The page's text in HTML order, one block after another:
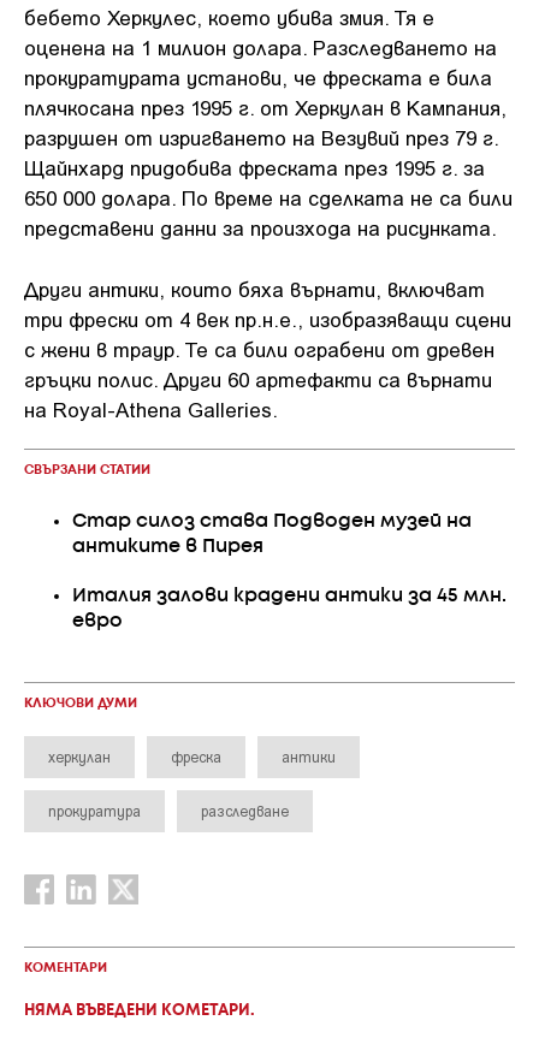
бебето Херкулес, което убива змия. Тя е
оценена на 1 милион долара. Разследването на
прокуратурата установи, че фреската е била
плячкосана през 1995 г. от Херкулан в Кампания,
разрушен от изригването на Везувий през 79 г.
Щайнхард придобива фреската през 1995 г. за
650 000 долара. По време на сделката не са били
представени данни за произхода на рисунката.
Други антики, които бяха върнати, включват
три фрески от 4 век пр.н.е., изобразяващи сцени
с жени в траур. Те са били ограбени от древен
гръцки полис. Други 60 артефакти са върнати
на Royal-Athena Galleries.
СВЪРЗАНИ СТАТИИ
Стар силоз става Подводен музей на
антиките в Пирея
Италия залови крадени антики за 45 млн.
евро
КЛЮЧОВИ ДУМИ
херкулан фреска антики
прокуратура разследване
КОМЕНТАРИ
НЯМА ВЪВЕДЕНИ КОМЕТАРИ.